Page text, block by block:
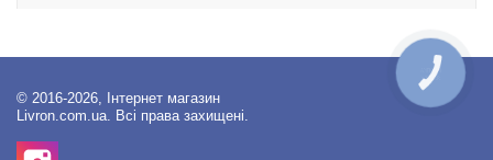
© 2016-2026, Інтернет магазин
Livron.com.ua. Всі права захищені.
КНОПКА
ЗВ'ЯЗКУ